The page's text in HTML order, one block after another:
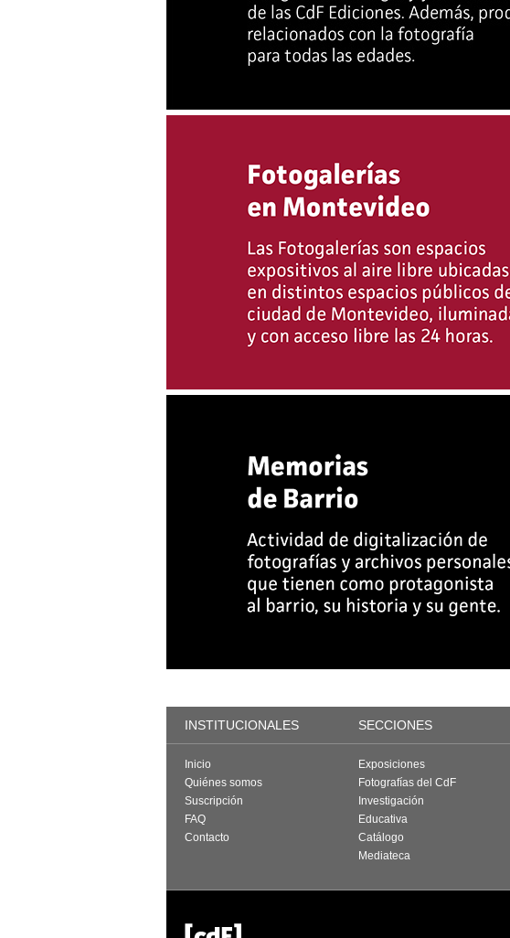
INSTITUCIONALES SECCIONES
Inicio
Quiénes somos
Suscripción
FAQ
Contacto
Exposiciones
Fotografías del CdF
Investigación
Educativa
Catálogo
Mediateca